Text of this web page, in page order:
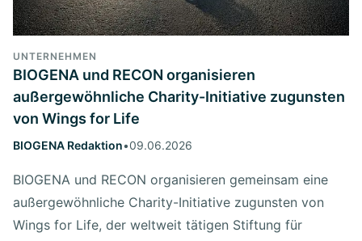
UNTERNEHMEN
BIOGENA und RECON organisieren
außergewöhnliche Charity-Initiative zugunsten
von Wings for Life
BIOGENA Redaktion•09.06.2026
BIOGENA und RECON organisieren gemeinsam eine
außergewöhnliche Charity-Initiative zugunsten von
Wings for Life, der weltweit tätigen Stiftung für